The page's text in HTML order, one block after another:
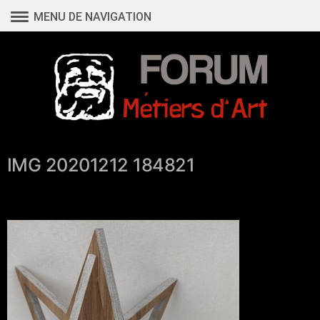
contenu
MENU DE NAVIGATION
IMG 20201212 184821